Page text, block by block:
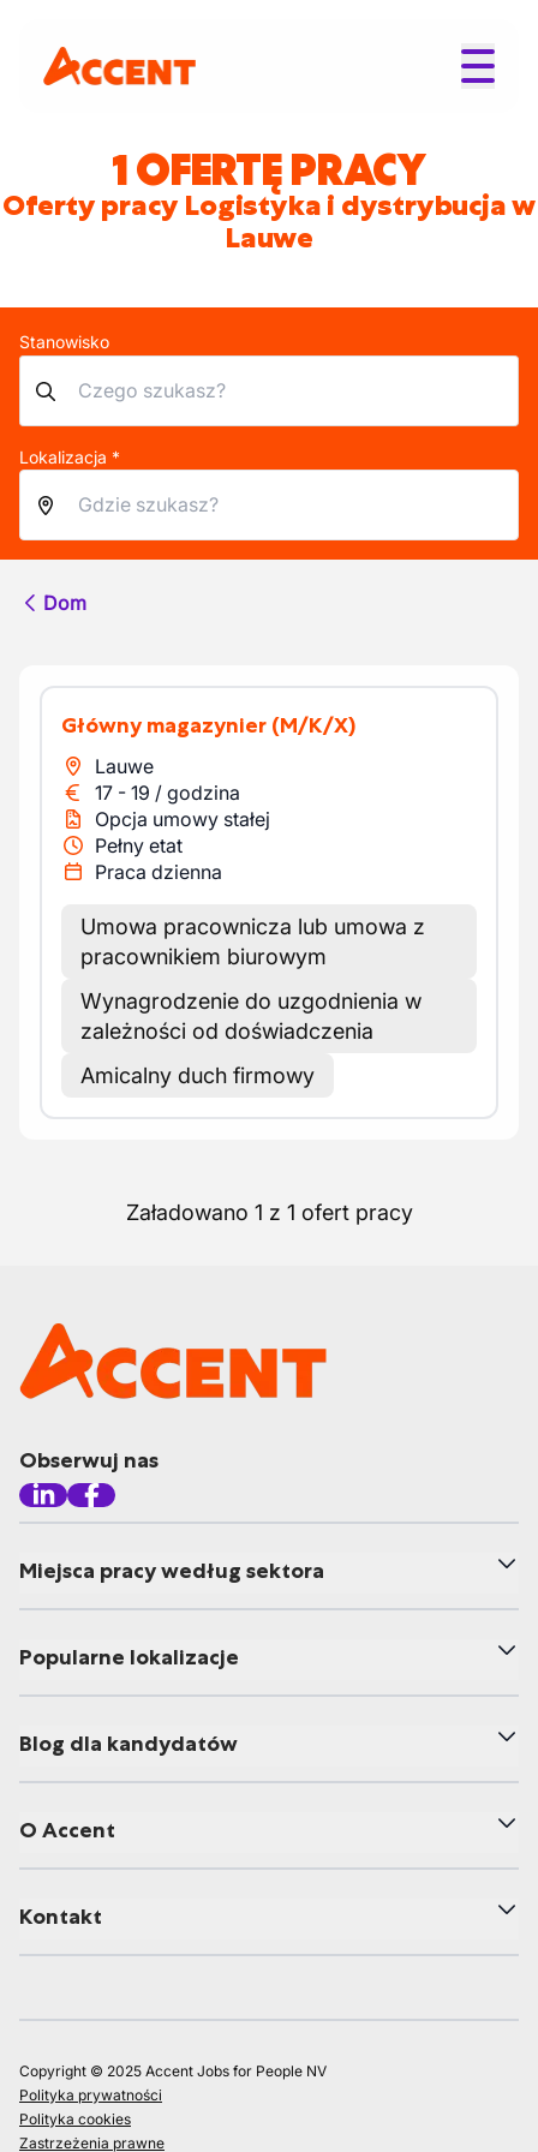
1 OFERTĘ PRACY
Oferty pracy Logistyka i dystrybucja w
Lauwe
Stanowisko
Lokalizacja *
Dom
Główny magazynier (M/K/X)
Lauwe
17 - 19 / godzina
Opcja umowy stałej
Pełny etat
Praca dzienna
Umowa pracownicza lub umowa z
pracownikiem biurowym
Wynagrodzenie do uzgodnienia w
zależności od doświadczenia
Amicalny duch firmowy
Załadowano 1 z 1 ofert pracy
Obserwuj nas
Miejsca pracy według sektora
Popularne lokalizacje
Blog dla kandydatów
O Accent
Kontakt
Copyright © 2025 Accent Jobs for People NV
Polityka prywatności
Polityka cookies
Zastrzeżenia prawne